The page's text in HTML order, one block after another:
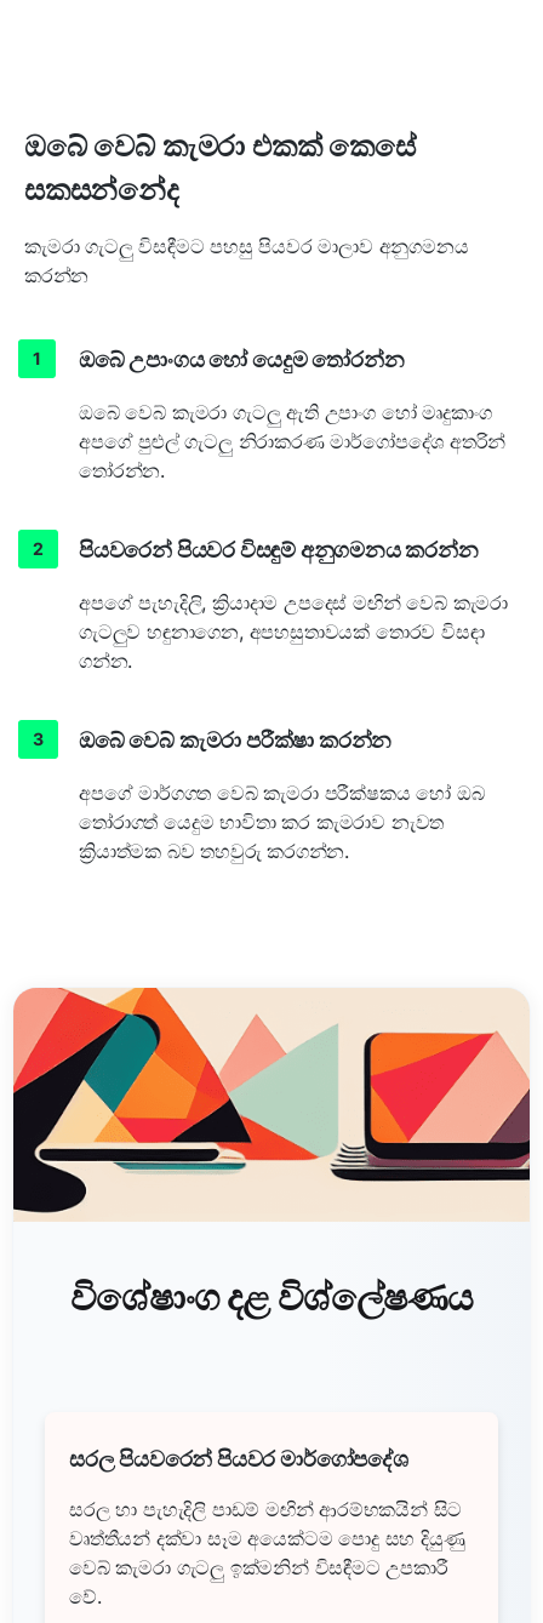
ඔබේ වෙබ් කැමරා එකක් කෙසේ
සකසන්නේද
කැමරා ගැටලු විසඳීමට පහසු පියවර මාලාව අනුගමනය
කරන්න
ඔබේ උපාංගය හෝ යෙදුම තෝරන්න
ඔබේ වෙබ් කැමරා ගැටලු ඇති උපාංග හෝ මෘදුකාංග
අපගේ පුළුල් ගැටලු නිරාකරණ මාර්ගෝපදේශ අතරින්
තෝරන්න.
පියවරෙන් පියවර විසඳුම් අනුගමනය කරන්න
අපගේ පැහැදිලි, ක්‍රියාදාම උපදෙස් මඟින් වෙබ් කැමරා
ගැටලුව හඳුනාගෙන, අපහසුතාවයක් තොරව විසඳා
ගන්න.
ඔබේ වෙබ් කැමරා පරීක්ෂා කරන්න
අපගේ මාර්ගගත වෙබ් කැමරා පරීක්ෂකය හෝ ඔබ
තෝරාගත් යෙදුම භාවිතා කර කැමරාව නැවත
ක්‍රියාත්මක බව තහවුරු කරගන්න.
විශේෂාංග දළ විශ්ලේෂණය
සරල පියවරෙන් පියවර මාර්ගෝපදේශ
සරල හා පැහැදිලි පාඩම් මඟින් ආරම්භකයින් සිට
වෘත්තීයන් දක්වා සෑම අයෙක්ටම පොදු සහ දියුණු
වෙබ් කැමරා ගැටලු ඉක්මනින් විසඳීමට උපකාරී
වේ.